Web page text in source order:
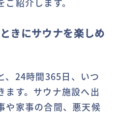
紹介します。
きにサウナを楽しめ
、24時間365日、いつ
ます。サウナ施設へ出
や家事の合間、悪天候